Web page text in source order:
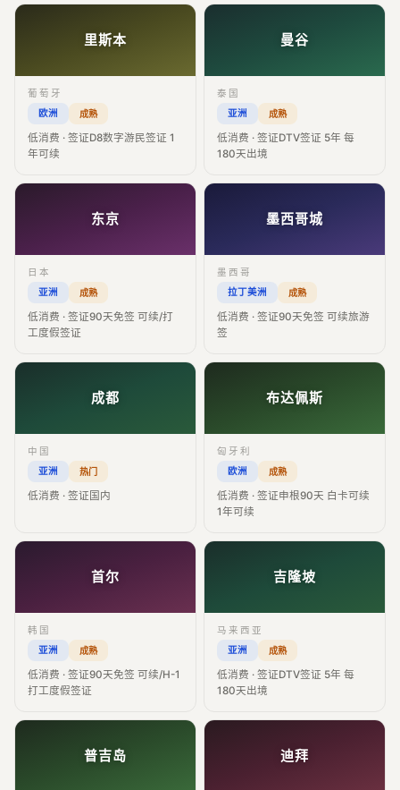
里斯本
葡萄牙
欧洲
成熟
低消费 · 签证D8数字游民签证 1
年可续
曼谷
泰国
亚洲
成熟
低消费 · 签证DTV签证 5年 每
180天出境
东京
日本
亚洲
成熟
低消费 · 签证90天免签 可续/打
工度假签证
墨西哥城
墨西哥
拉丁美洲
成熟
低消费 · 签证90天免签 可续旅游
签
成都
中国
亚洲
热门
低消费 · 签证国内
布达佩斯
匈牙利
欧洲
成熟
低消费 · 签证申根90天 白卡可续
1年可续
首尔
韩国
亚洲
成熟
低消费 · 签证90天免签 可续/H-1
打工度假签证
吉隆坡
马来西亚
亚洲
成熟
低消费 · 签证DTV签证 5年 每
180天出境
普吉岛 迪拜